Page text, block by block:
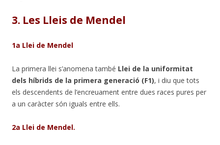
3. Les Lleis de Mendel
1a Llei de Mendel
La primera llei s’anomena també Llei de la uniformitat
dels híbrids de la primera generació (F1), i diu que tots
els descendents de l’encreuament entre dues races pures per
a un caràcter són iguals entre ells.
2a Llei de Mendel.